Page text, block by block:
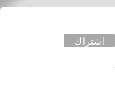
اشتراك